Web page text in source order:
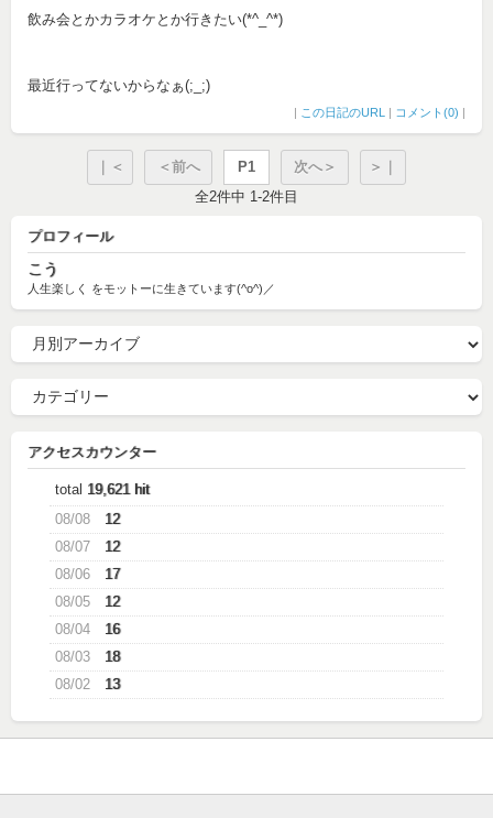
飲み会とかカラオケとか行きたい(*^_^*)
最近行ってないからなぁ(;_;)
| この日記のURL | コメント(0) |
｜＜ ＜前へ P1 次へ＞
＞｜
全2件中 1-2件目
プロフィール
こう
人生楽しく をモットーに生きています(^o^)／
アクセスカウンター
total 19,621 hit
08/08
12
08/07
12
08/06
17
08/05
12
08/04
16
08/03
18
08/02
13